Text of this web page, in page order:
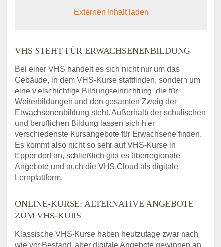
Externen Inhalt laden
VHS STEHT FÜR ERWACHSENENBILDUNG
Bei einer VHS handelt es sich nicht nur um das
Gebäude, in dem VHS-Kurse stattfinden, sondern um
eine vielschichtige Bildungseinrichtung, die für
Weiterbildungen und den gesamten Zweig der
Erwachsenenbildung steht. Außerhalb der schulischen
und beruflichen Bildung lassen sich hier
verschiedenste Kursangebote für Erwachsene finden.
Es kommt also nicht so sehr auf VHS-Kurse in
Eppendorf an, schließlich gibt es überregionale
Angebote und auch die VHS.Cloud als digitale
Lernplattform.
ONLINE-KURSE: ALTERNATIVE ANGEBOTE
ZUM VHS-KURS
Klassische VHS-Kurse haben heutzutage zwar nach
wie vor Bestand, aber digitale Angebote gewinnen an